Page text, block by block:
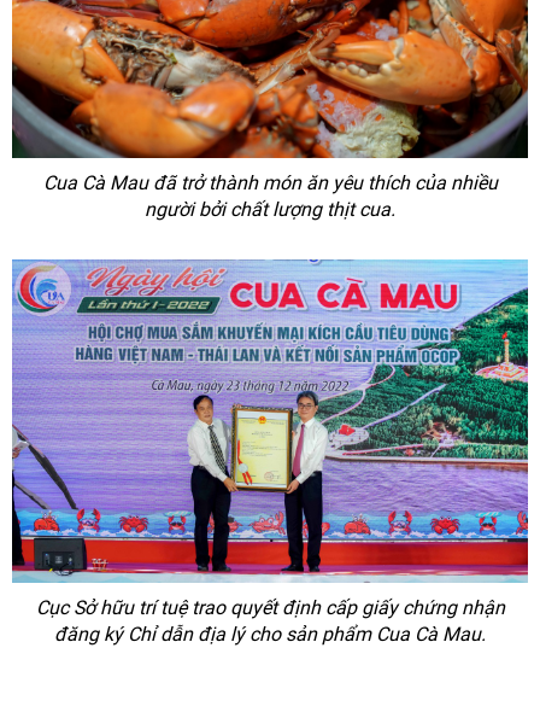
Cua Cà Mau đã trở thành món ăn yêu thích của nhiều
người bởi chất lượng thịt cua.
Cục Sở hữu trí tuệ trao quyết định cấp giấy chứng nhận
đăng ký Chỉ dẫn địa lý cho sản phẩm Cua Cà Mau.